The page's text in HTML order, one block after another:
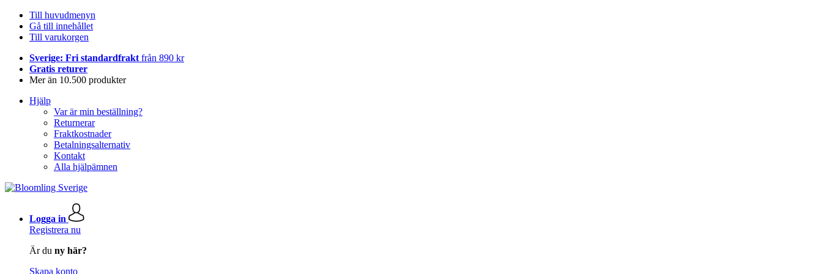
Till huvudmenyn
Gå till innehållet
Till varukorgen
Sverige: Fri standardfrakt från 890 kr
Gratis returer
Mer än 10.500 produkter
Hjälp
Var är min beställning?
Returnerar
Fraktkostnader
Betalningsalternativ
Kontakt
Alla hjälpämnen
Logga in
Registrera nu
Är du ny här?
Skapa konto